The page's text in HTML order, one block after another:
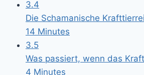
3.4
Die Schamanische
14 Minutes
3.5
Was passiert, wenn das
4 Minutes